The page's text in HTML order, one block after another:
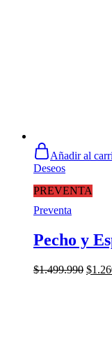
PREVENTA
Añadir al
Deseos
Preventa
Pecho y
$1.499.990 El
$